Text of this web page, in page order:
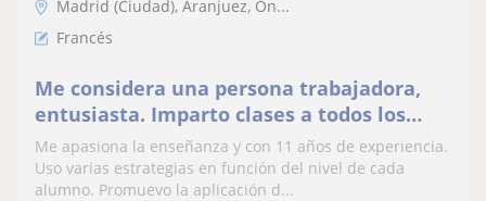
Madrid (Ciudad), Aranjuez, On...
Francés
Me considera una persona trabajadora,
entusiasta. Imparto clases a todos los
niveles y las todas las edades
Me apasiona la enseñanza y con 11 años de experiencia.
Uso varias estrategias en función del nivel de cada
alumno. Promuevo la aplicación d...